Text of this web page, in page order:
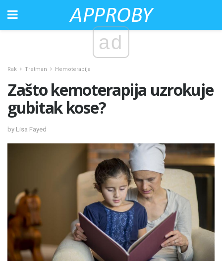
ad
Rak Tretman Hemoterapija
Zašto kemoterapija uzrokuje
gubitak kose?
by Lisa Fayed